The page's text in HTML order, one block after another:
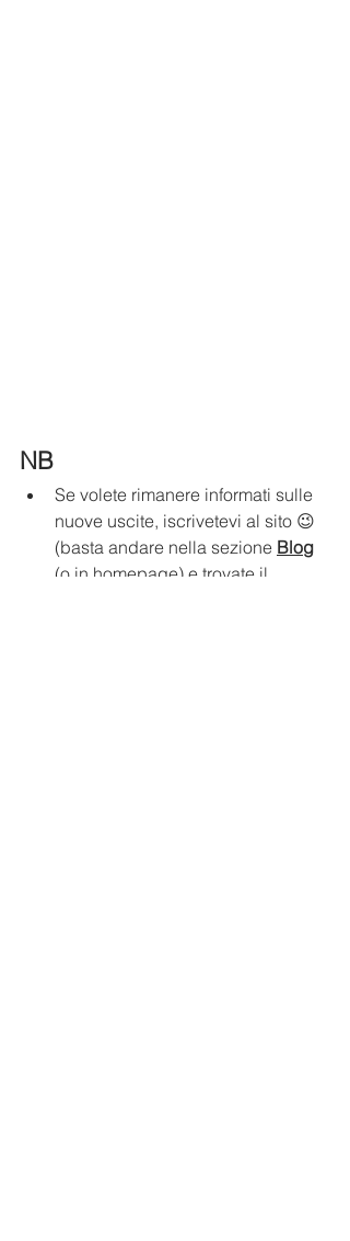
NB
Se volete rimanere informati sulle
nuove uscite, iscrivetevi al sito 😉
(basta andare nella sezione Blog
(o in homepage) e trovate il